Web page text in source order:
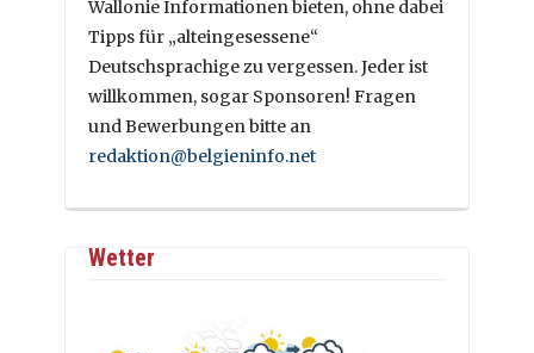
Wallonie Informationen bieten, ohne dabei
Tipps für „alteingesessene“
Deutschsprachige zu vergessen. Jeder ist
willkommen, sogar Sponsoren! Fragen
und Bewerbungen bitte an
redaktion@belgieninfo.net
Wetter